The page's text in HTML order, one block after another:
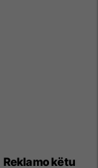
Reklamo këtu